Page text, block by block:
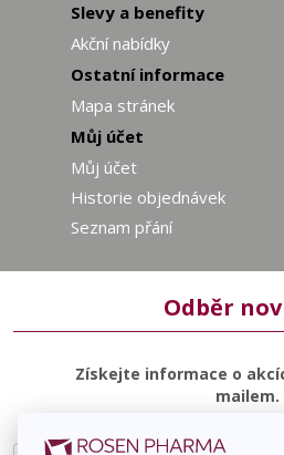
Slevy a benefity
Akční nabídky
Ostatní informace
Mapa stránek
Můj účet
Můj účet
Historie objednávek
Seznam přání
Odběr
Získejte informace o
mailem.